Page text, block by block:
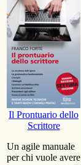
Il Prontuario dello
Scrittore
Un agile manuale
per chi vuole avere